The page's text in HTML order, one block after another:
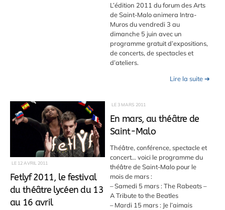
L’édition 2011 du forum des Arts
de Saint-Malo animera Intra-
Muros du vendredi 3 au
dimanche 5 juin avec un
programme gratuit d’expositions,
de concerts, de spectacles et
d’ateliers.
Lire la suite ➔
LE 12 AVRIL 2011
Fetlyf 2011, le festival
du théâtre lycéen du 13
au 16 avril
LE 3 MARS 2011
En mars, au théâtre de
Saint-Malo
Théâtre, conférence, spectacle et
concert… voici le programme du
théâtre de Saint-Malo pour le
mois de mars :
– Samedi 5 mars : The Rabeats –
A Tribute to the Beatles
– Mardi 15 mars : Je l’aimais